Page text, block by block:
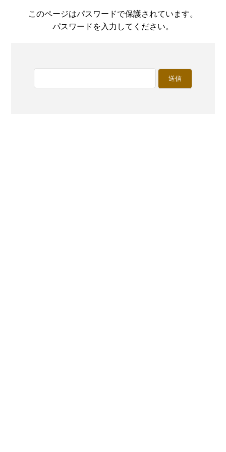
このページはパスワードで保護されています。
パスワードを入力してください。